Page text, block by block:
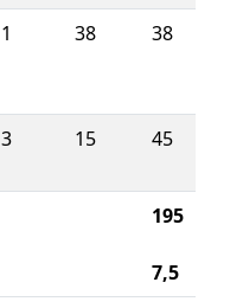
1 38 38
3 15 45
195
7,5